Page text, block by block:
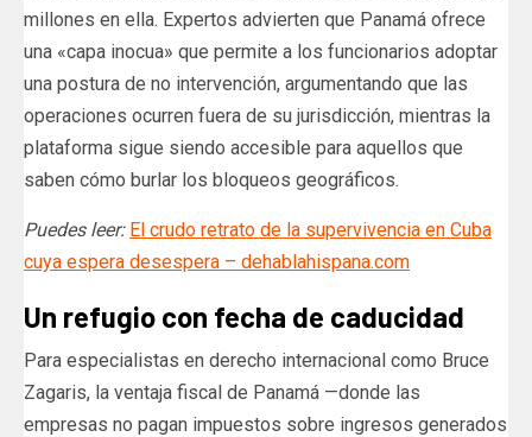
millones en ella. Expertos advierten que Panamá ofrece
una «capa inocua» que permite a los funcionarios adoptar
una postura de no intervención, argumentando que las
operaciones ocurren fuera de su jurisdicción, mientras la
plataforma sigue siendo accesible para aquellos que
saben cómo burlar los bloqueos geográficos.
Puedes leer: El crudo retrato de la supervivencia en Cuba
cuya espera desespera – dehablahispana.com
Un refugio con fecha de caducidad
Para especialistas en derecho internacional como Bruce
Zagaris, la ventaja fiscal de Panamá —donde las
empresas no pagan impuestos sobre ingresos generados